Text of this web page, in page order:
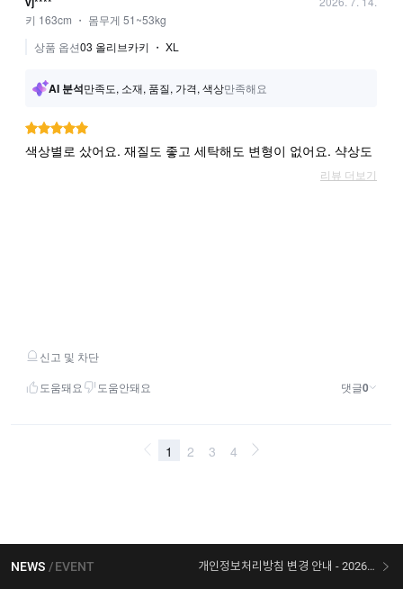
NEWS EVENT 개인정보처리방침 변경 안내 - 2026/07/30 시행